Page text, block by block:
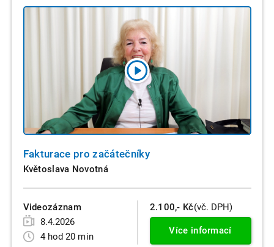
Fakturace pro začátečníky
Květoslava Novotná
Videozáznam
8.4.2026
4 hod 20 min
2.100,- Kč(vč. DPH)
Více informací